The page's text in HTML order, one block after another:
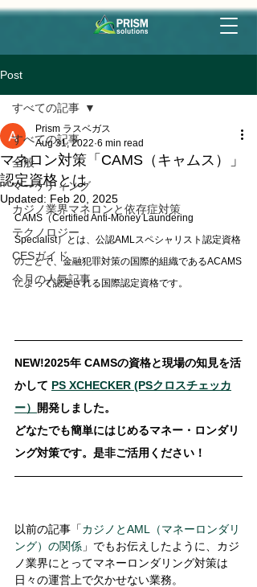
Post
すべての記事
全般
マーケティング
カジノ業界マネロンと依存症対策
テクノロジー
CESガイド
今月の人気記事
すべての記事
マネロン対策「CAMS（キャムス）」
認定資格とは
Prism ラスベガス
Aug 31, 2022 6 min read
Updated: Feb 20, 2025
CAMS（Certified Anti-Money Laundering
Specialist）とは、公認AMLスペシャリスト認定資格
のことで、金融犯罪対策の国際的組織であるACAMS
によって認定される国際認定資格です。
NEW!2025年 CAMSの資格と現場の知見を活
かして PS XCHECKER (PSクロスチェッカ
ー）
開発しました。
どなたでも簡単にはじめるマネー・ロンダリ
ング対策です。是非ご活用ください！
以前の記事「カジノとAML（マネーロンダリ
ング）の関係 」でもお伝えしたように、カジ
ノ業界にとってマネーロンダリング対策は
日々の運営上で欠かせない業務。